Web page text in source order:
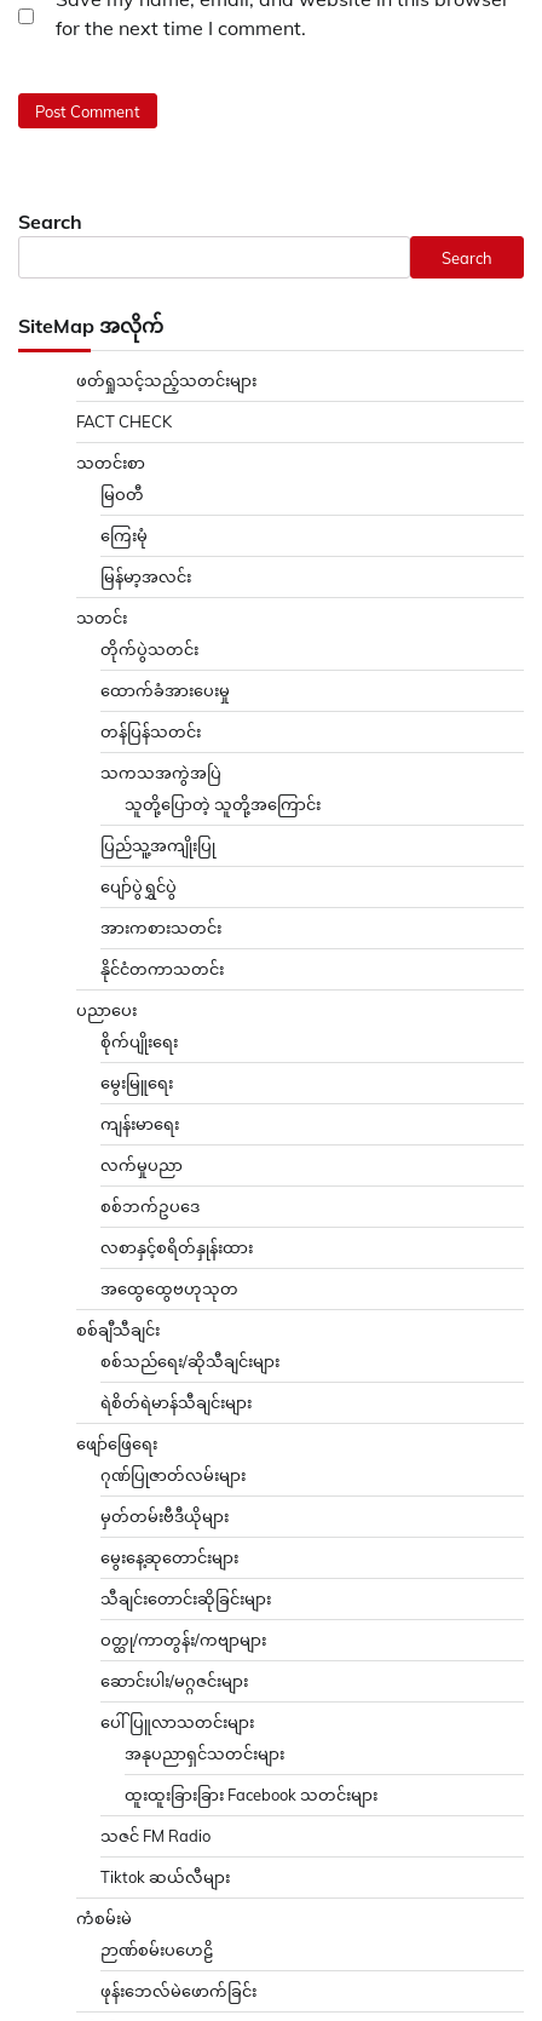
for the next time I comment.
Search
Search
SiteMap အလိုက်
ဖတ်ရှုသင့်သည့်သတင်းများ
FACT CHECK
သတင်းစာ
မြဝတီ
ကြေးမုံ
မြန်မာ့အလင်း
သတင်း
တိုက်ပွဲသတင်း
ထောက်ခံအားပေးမှု
တန်ပြန်သတင်း
သကသအကွဲအပြဲ
သူတို့ပြောတဲ့ သူတို့အကြောင်း
ပြည်သူ့အကျိုးပြု
ပျော်ပွဲရွှင်ပွဲ
အားကစားသတင်း
နိုင်ငံတကာသတင်း
ပညာပေး
စိုက်ပျိုးရေး
မွေးမြူရေး
ကျန်းမာရေး
လက်မှုပညာ
စစ်ဘက်ဥပဒေ
လစာနှင့်စရိတ်နှုန်းထား
အထွေထွေဗဟုသုတ
စစ်ချီသီချင်း
စစ်သည်ရေး/ဆိုသီချင်းများ
ရဲစိတ်ရဲမာန်သီချင်းများ
ဖျော်ဖြေရေး
ဂုဏ်ပြုဇာတ်လမ်းများ
မှတ်တမ်းဗီဒီယိုများ
မွေးနေ့ဆုတောင်းများ
သီချင်းတောင်းဆိုခြင်းများ
ဝတ္ထု/ကာတွန်း/ကဗျာများ
ဆောင်းပါး/မဂ္ဂဇင်းများ
ပေါ်ပြူလာသတင်းများ
အနုပညာရှင်သတင်းများ
ထူးထူးခြားခြား Facebook သတင်းများ
သဇင် FM Radio
Tiktok ဆယ်လီများ
ကံစမ်းမဲ
ဉာဏ်စမ်းပဟေဠိ
ဖုန်းဘေလ်မဲဖောက်ခြင်း